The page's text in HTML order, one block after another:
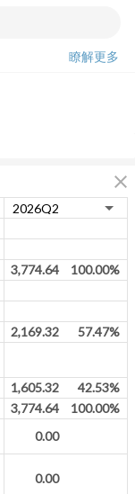
瞭解更多
close
3,774.64
100.00%
2,169.32
57.47%
1,605.32
42.53%
3,774.64
100.00%
0.00
0.00